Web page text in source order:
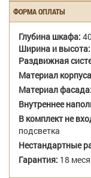
ФОРМА ОПЛАТЫ
Глубина шкафа:
Ширина и высота:
Раздвижная
Материал
Материал фасада:
Внутреннее
В комплект не
подсветка
Нестандартные
Гарантия: 18